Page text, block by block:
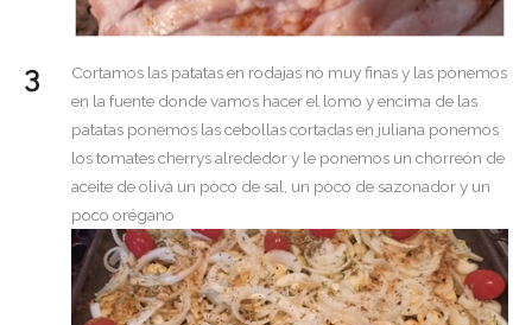
Cortamos las patatas en rodajas no muy finas y las ponemos
en la fuente donde vamos hacer el lomo y encima de las
patatas ponemos las cebollas cortadas en juliana ponemos
los tomates cherrys alrededor y le ponemos un chorreón de
aceite de oliva un poco de sal, un poco de sazonador y un
poco orégano